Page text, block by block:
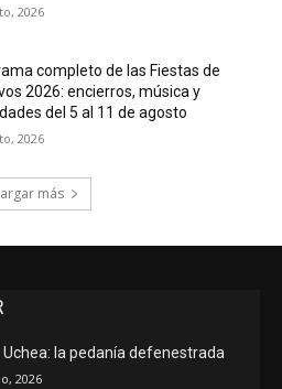
2026
completo de las Fiestas de
2026: encierros, música y
del 5 al 11 de agosto
2026
más
Uchea: la pedanía defenestrada
2026